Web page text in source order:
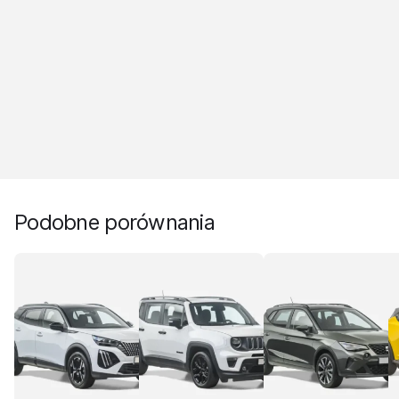
Podobne porównania